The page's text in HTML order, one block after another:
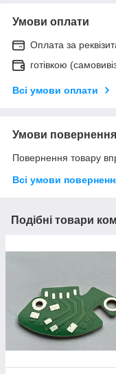
Умови оплати
Оплата за
готівкою
Всі умови оплати
Умови повернення
Повернення товару
Всі умови
Подібні товари